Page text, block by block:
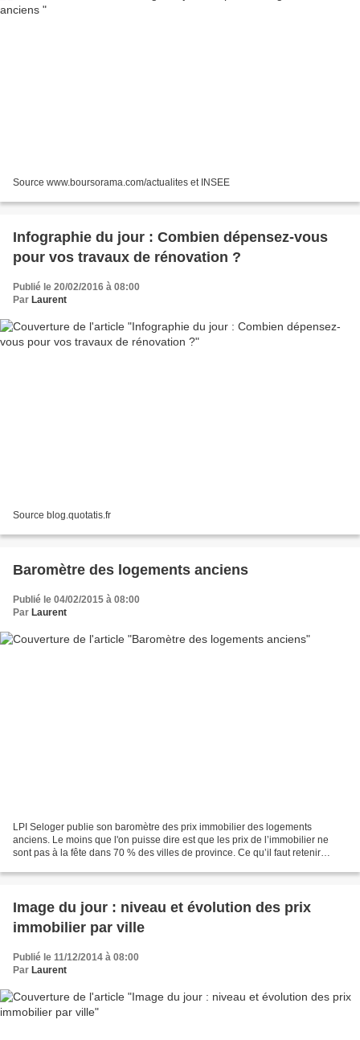
Source www.boursorama.com/actualites et INSEE
Infographie du jour : Combien dépensez-vous
pour vos travaux de rénovation ?
Publié le 20/02/2016 à 08:00
Par Laurent
Source blog.quotatis.fr
Baromètre des logements anciens
Publié le 04/02/2015 à 08:00
Par Laurent
LPI Seloger publie son baromètre des prix immobilier des logements
anciens. Le moins que l'on puisse dire est que les prix de l’immobilier ne
sont pas à la fête dans 70 % des villes de province. Ce qu’il faut retenir
Image du jour : niveau et évolution des prix
immobilier par ville
Publié le 11/12/2014 à 08:00
Par Laurent